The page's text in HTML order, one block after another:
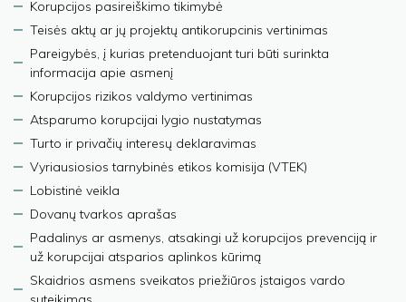
Korupcijos pasireiškimo tikimybė
Teisės aktų ar jų projektų antikorupcinis vertinimas
Pareigybės, į kurias pretenduojant turi būti surinkta
informacija apie asmenį
Korupcijos rizikos valdymo vertinimas
Atsparumo korupcijai lygio nustatymas
Turto ir privačių interesų deklaravimas
Vyriausiosios tarnybinės etikos komisija (VTEK)
Lobistinė veikla
Dovanų tvarkos aprašas
Padalinys ar asmenys, atsakingi už korupcijos prevenciją ir
už korupcijai atsparios aplinkos kūrimą
Skaidrios asmens sveikatos priežiūros įstaigos vardo